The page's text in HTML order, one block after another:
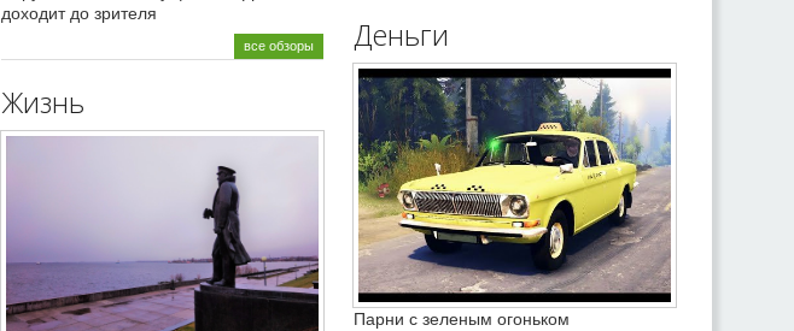
доходит до зрителя
все обзоры
Жизнь
Деньги
Парни с зеленым огоньком